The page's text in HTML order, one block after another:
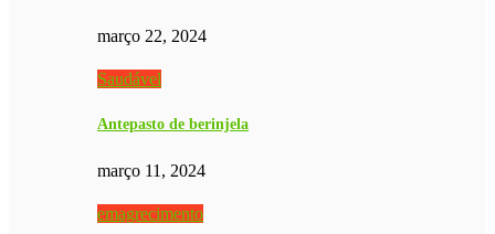
março 22, 2024
Saudável
Antepasto de berinjela
março 11, 2024
emagrecimento